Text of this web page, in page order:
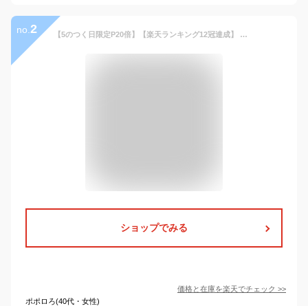
no. 2 【5のつく日限定P20倍】【楽天ランキング12冠達成】 ビジネスリュック 3way ビジネスバッグ ビジネス リュック メンズ レディース 大容量 防水 おしゃれ PC 軽量 出張 バックパック 通勤用 機内持ち込み サイズ カバン a4 パソコン メンズリュック 大容量
ショップでみる
価格と在庫を楽天でチェック >>
ポポロろ(40代・女性)